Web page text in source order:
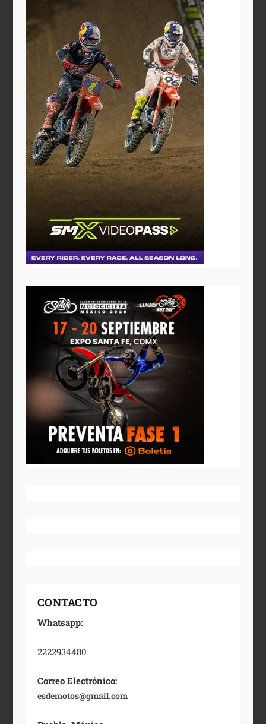
CONTACTO
Whatsapp:
2222934480
Correo Electrónico:
esdemotos@gmail.com